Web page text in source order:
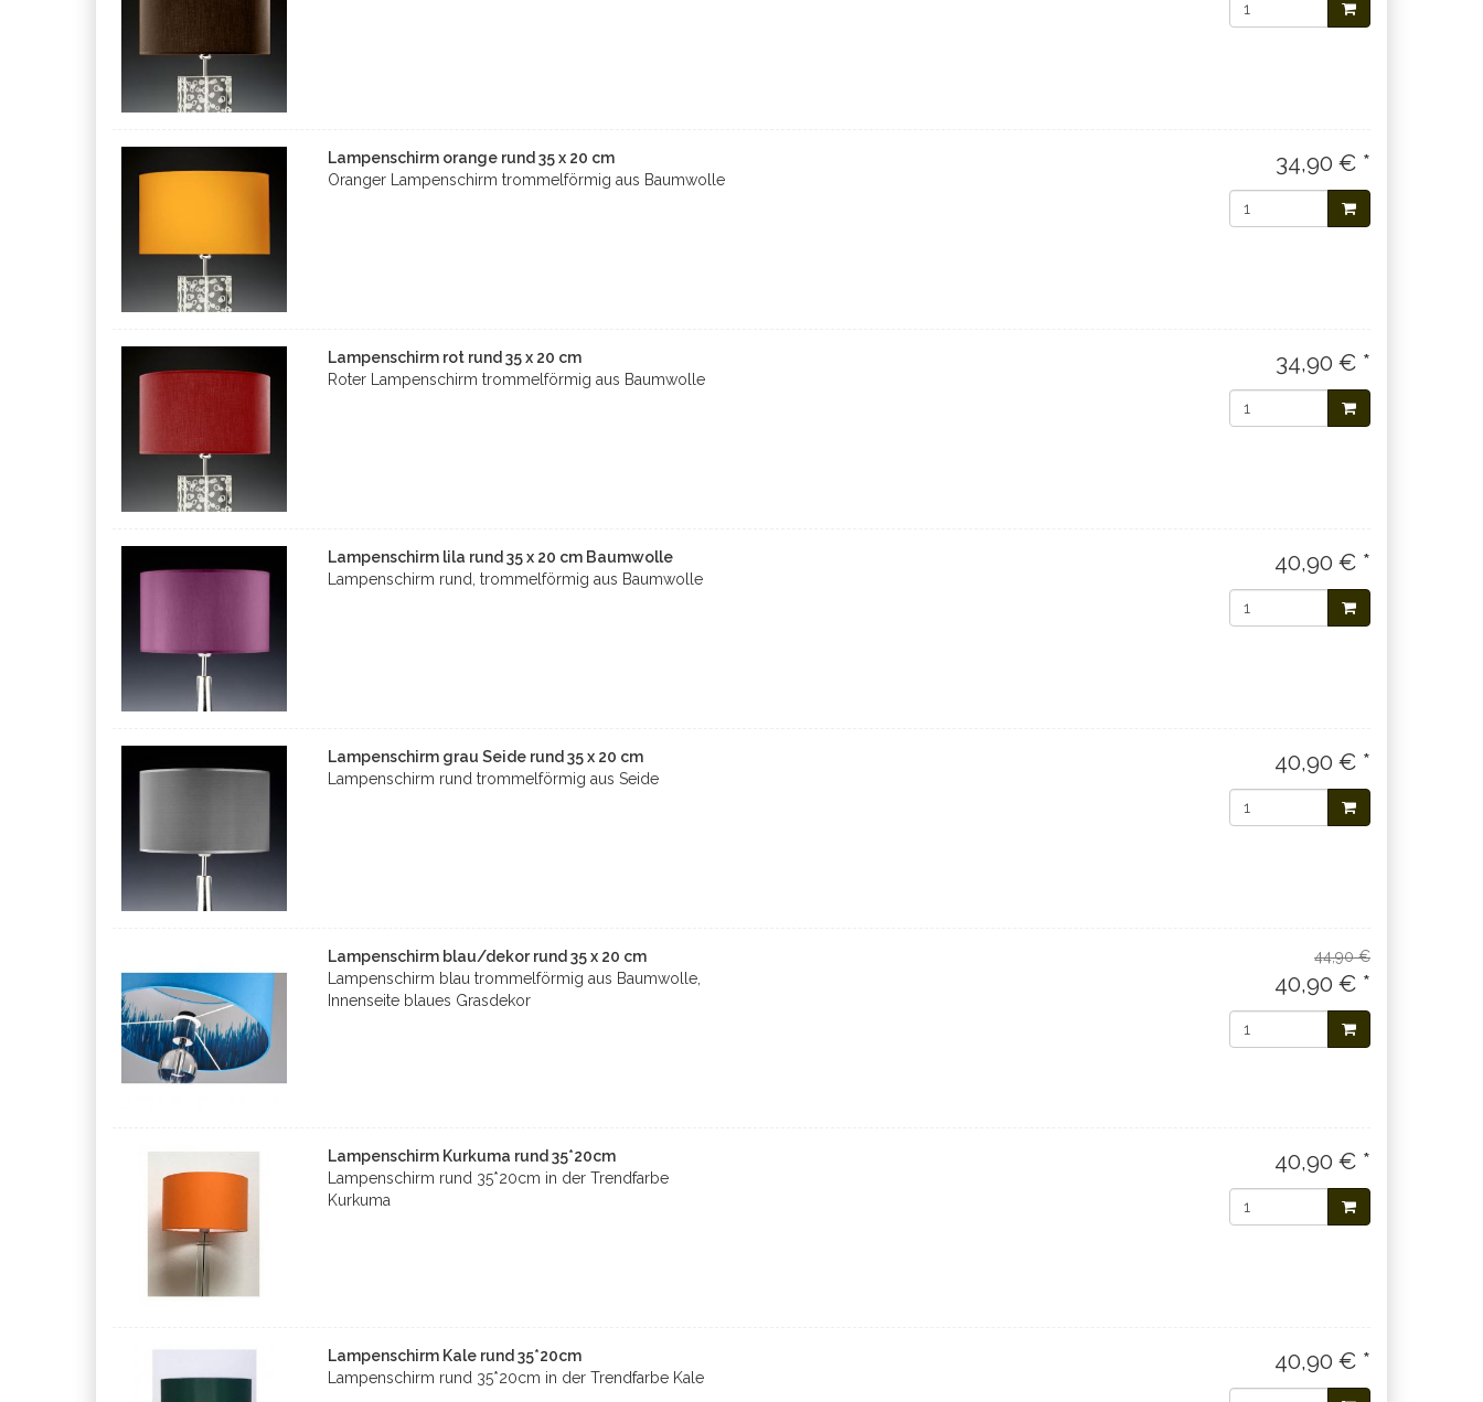
Lampenschirm orange rund 35 x 20 cm
Oranger Lampenschirm trommelförmig aus Baumwolle
34,90 € *
Lampenschirm rot rund 35 x 20 cm
Roter Lampenschirm trommelförmig aus Baumwolle
34,90 € *
Lampenschirm lila rund 35 x 20 cm Baumwolle
Lampenschirm rund, trommelförmig aus Baumwolle
40,90 € *
Lampenschirm grau Seide rund 35 x 20 cm
Lampenschirm rund trommelförmig aus Seide
40,90 € *
Lampenschirm blau/dekor rund 35 x 20 cm
Lampenschirm blau trommelförmig aus Baumwolle,
Innenseite blaues Grasdekor
44,90 €
40,90 € *
Lampenschirm Kurkuma rund 35*20cm
Lampenschirm rund 35*20cm in der Trendfarbe
Kurkuma
40,90 € *
Lampenschirm Kale rund 35*20cm
Lampenschirm rund 35*20cm in der Trendfarbe Kale
40,90 € *